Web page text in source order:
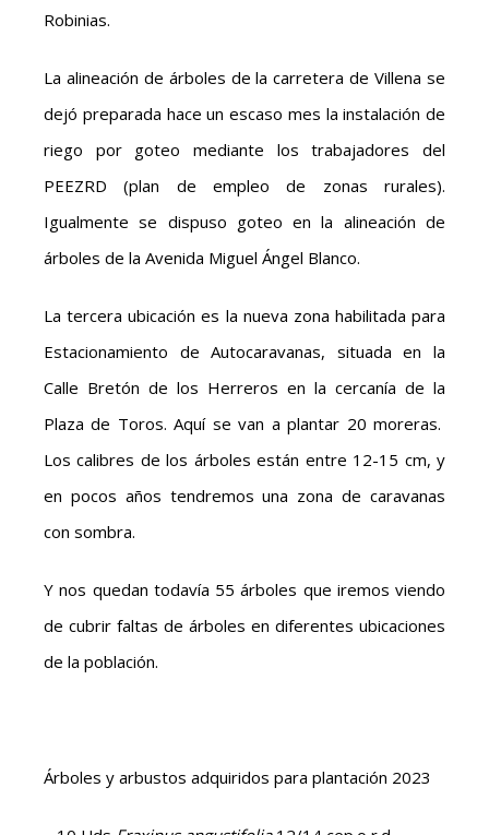
Robinias.
La alineación de árboles de la carretera de Villena se
dejó preparada hace un escaso mes la instalación de
riego por goteo mediante los trabajadores del
PEEZRD (plan de empleo de zonas rurales).
Igualmente se dispuso goteo en la alineación de
árboles de la Avenida Miguel Ángel Blanco.
La tercera ubicación es la nueva zona habilitada para
Estacionamiento de Autocaravanas, situada en la
Calle Bretón de los Herreros en la cercanía de la
Plaza de Toros. Aquí se van a plantar 20 moreras.
Los calibres de los árboles están entre 12-15 cm, y
en pocos años tendremos una zona de caravanas
con sombra.
Y nos quedan todavía 55 árboles que iremos viendo
de cubrir faltas de árboles en diferentes ubicaciones
de la población.
Árboles y arbustos adquiridos para plantación 2023